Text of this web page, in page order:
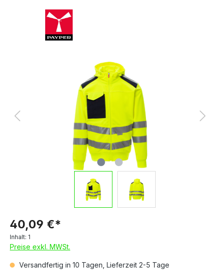
40,09 €*
Inhalt: 1
Preise exkl. MWSt.
Versandfertig in 10 Tagen, Lieferzeit 2-5 Tage